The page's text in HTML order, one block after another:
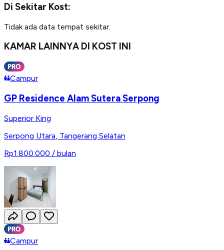
Di Sekitar Kost:
Tidak ada data tempat sekitar.
KAMAR LAINNYA DI KOST INI
Campur
GP Residence Alam Sutera Serpong
Superior King
Serpong Utara Tangerang Selatan
Rp1.800.000 / bulan
Campur